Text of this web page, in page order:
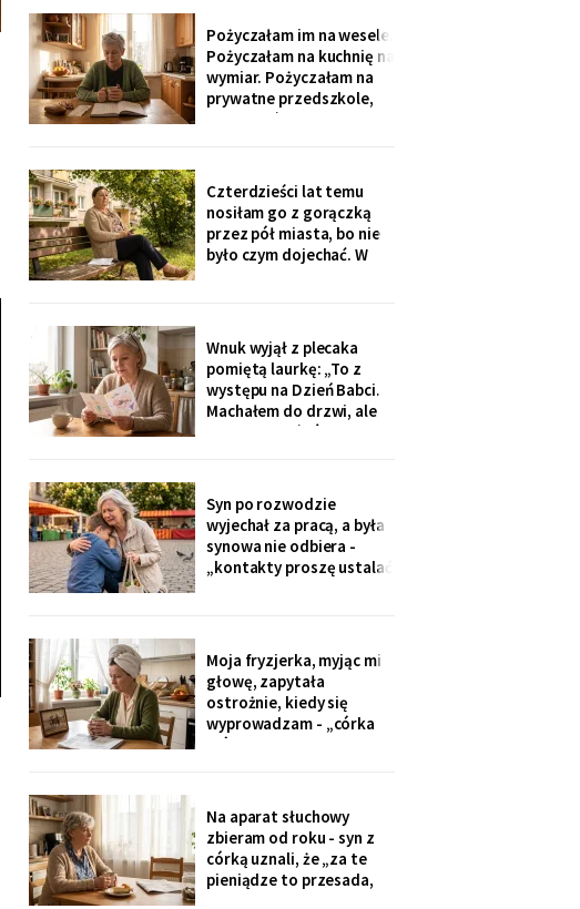
Pożyczałam im na wesele.
Pożyczałam na kuchnię na
wymiar. Pożyczałam na
prywatne przedszkole,
„bo Kubuś jest wrażliwy".
poprosiłam o pożyczkę -
na okulary progresywne -
i usłyszałam, że „trzeba
było sobie
Czterdzieści lat temu
nosiłam go z gorączką
przez pół miasta, bo nie
było czym dojechać. W
prześwietlenie biodra.
„Mamo, od tego jest
teraz taksówka dla
seniorów, zamów sobie".
Zamówiłam - kierowca
Wnuk wyjął z plecaka
pomiętą laurkę: „To z
występu na Dzień Babci.
Machałem do drzwi, ale
nie przyszłaś". Żadnego
przekazuje je przez
rodziców. Córka
wzruszyła ramionami:
„No zapomniałam, mamo,
tyle się teraz
Syn po rozwodzie
wyjechał za pracą, a była
synowa nie odbiera -
„kontakty proszę ustalać
na rynku młodszy mnie
zobaczył, wyrwał jej się z
ręki i przybiegł. Zdążyłam
tylko przytulić.
Moja fryzjerka, myjąc mi
głowę, zapytała
ostrożnie, kiedy się
wyprowadzam - „córka
mówiła u nas w salonie,
czegoś mniejszego".
Niczego nie szukam. Nic
nie sprzedaję.
Na aparat słuchowy
zbieram od roku - syn z
córką uznali, że „za te
pieniądze to przesada,